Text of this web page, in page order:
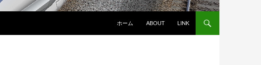
ホーム ABOUT LINK